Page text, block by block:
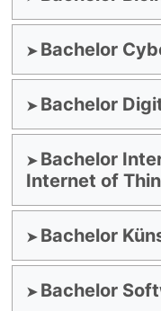
Bachelor
Bachelor
Bachelor
Internet of
Bachelor
Bachelor